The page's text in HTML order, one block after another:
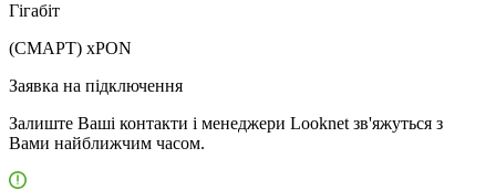
Гігабіт
(СМАРТ) xPON
Заявка на підключення
Залиште Ваші контакти і менеджери Looknet зв'яжуться з
Вами найближчим часом.